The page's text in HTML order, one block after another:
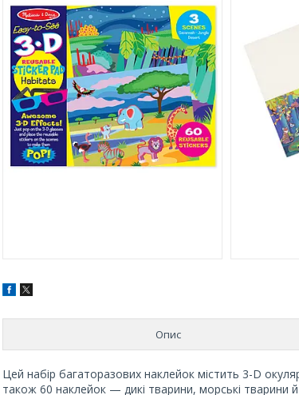
Опис
Цей набір багаторазових наклейок містить 3-D
також 60 наклейок — дикі тварини, морські тварини